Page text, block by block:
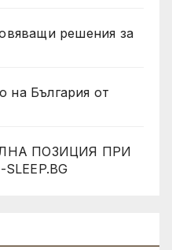
решения за
на България от
ПОЗИЦИЯ ПРИ